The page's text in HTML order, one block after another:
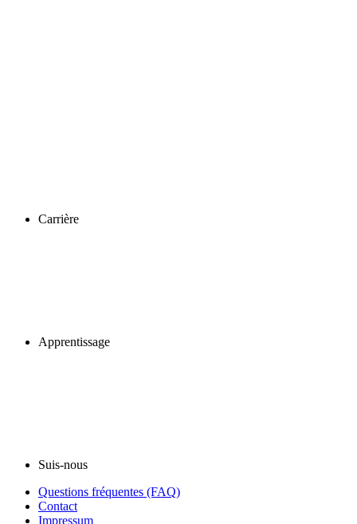
Carrière
Apprentissage
Suis-nous
Questions fréquentes (FAQ)
Contact
Impressum